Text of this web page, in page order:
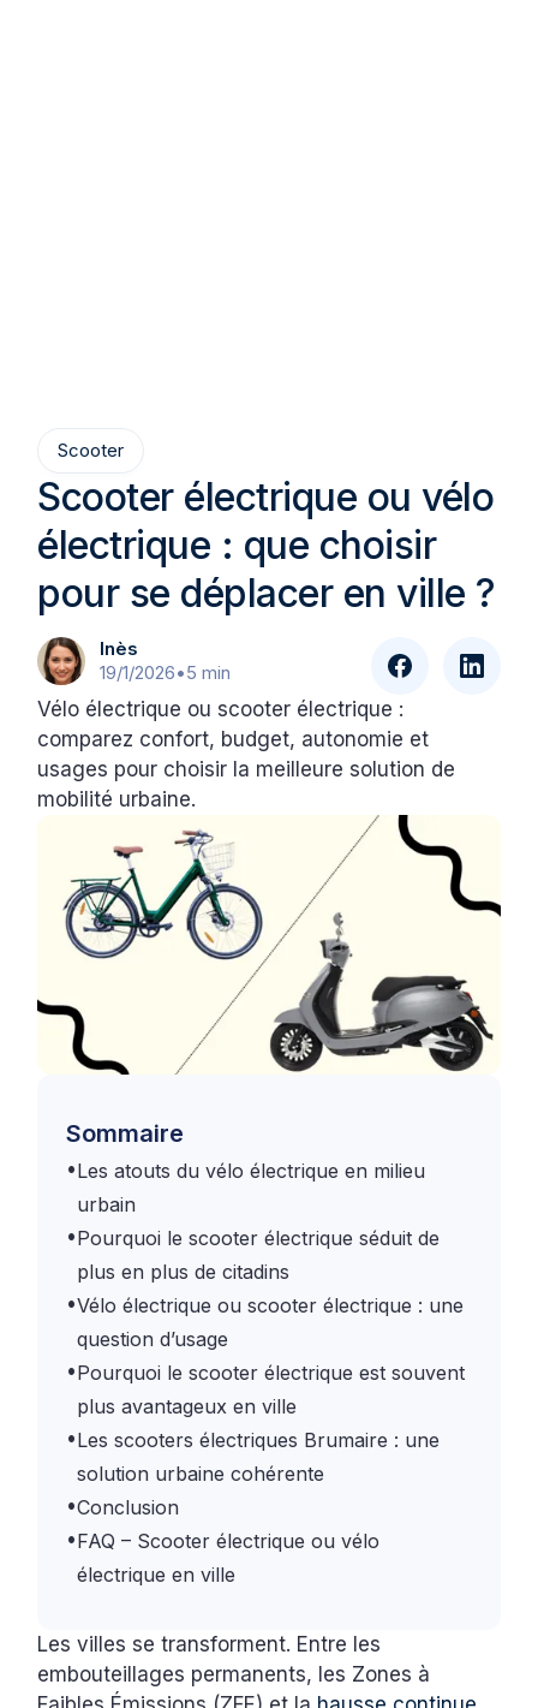
Scooter
Scooter électrique ou vélo
électrique : que choisir
pour se déplacer en ville ?
Inès
19/1/2026•5 min
Vélo électrique ou scooter électrique :
comparez confort, budget, autonomie et
usages pour choisir la meilleure solution de
mobilité urbaine.
Sommaire
•Les atouts du vélo électrique en milieu
urbain
•Pourquoi le scooter électrique séduit de
plus en plus de citadins
•Vélo électrique ou scooter électrique : une
question d’usage
•Pourquoi le scooter électrique est souvent
plus avantageux en ville
•Les scooters électriques Brumaire : une
solution urbaine cohérente
•Conclusion
•FAQ – Scooter électrique ou vélo
électrique en ville
Les villes se transforment. Entre les
embouteillages permanents, les Zones à